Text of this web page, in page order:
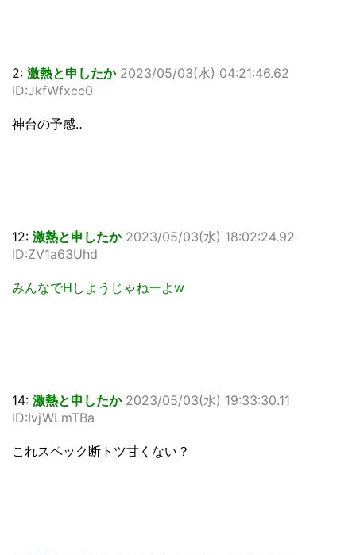
2: 激熱と申したか 2023/05/03(水) 04:21:46.62
ID:JkfWfxcc0
神台の予感‥
12: 激熱と申したか 2023/05/03(水) 18:02:24.92
ID:ZV1a63Uhd
みんなでHしようじゃねーよw
14: 激熱と申したか 2023/05/03(水) 19:33:30.11
ID:IvjWLmTBa
これスペック断トツ甘くない？